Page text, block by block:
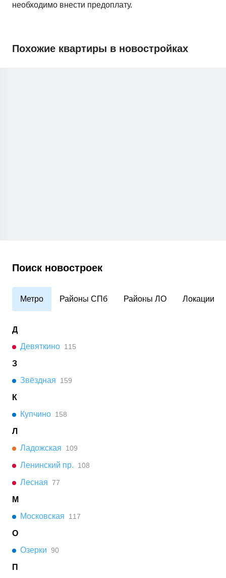
необходимо внести предоплату.
Похожие квартиры в новостройках
Поиск новостроек
Метро Районы СПб Районы ЛО Локации
Д
Девяткино 115
З
Звёздная
159
К
Купчино 158
Л
Ладожская
109
Ленинский пр. 108
Лесная 77
М
Московская
117
О
Озерки 90
П